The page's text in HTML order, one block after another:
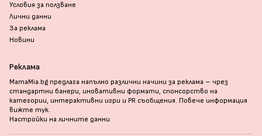
Условия за ползване
Лични данни
За реклама
Новини
Реклама
MamaMia.bg предлага напълно различни начини за реклама – чрез
стандартни банери, иновативни формати, спонсорство на
категории, интерактивни игри и PR съобщения. Повече информация
вижте тук.
Настройки на личните данни